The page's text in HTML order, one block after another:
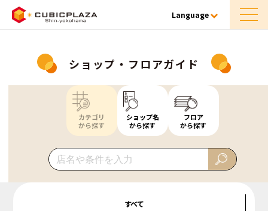
Language
ショップ・フロアガイド
カテゴリ
から探す
ショップ名
から探す
フロア
から探す
すべて